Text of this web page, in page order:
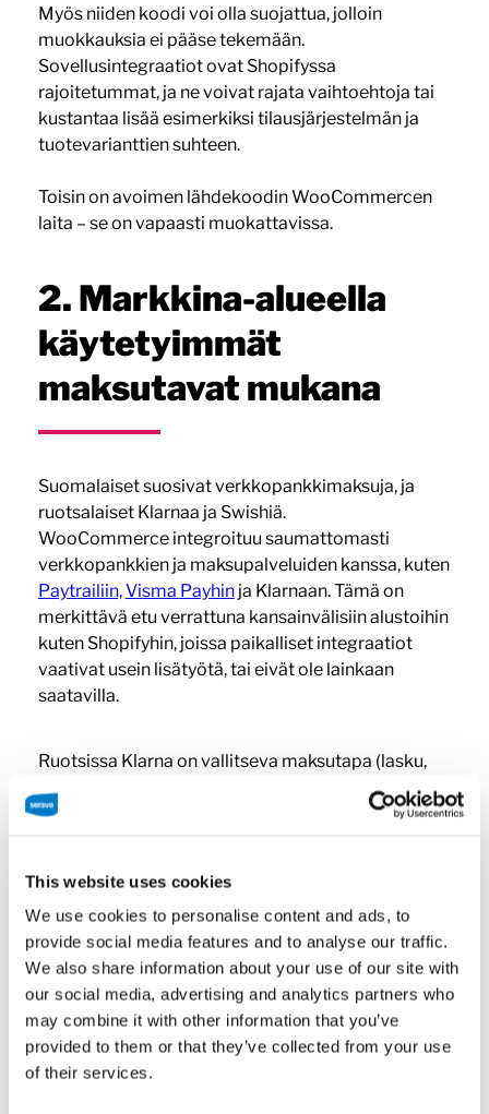
This website uses cookies
We use cookies to personalise content and ads, to
provide social media features and to analyse our traffic.
We also share information about your use of our site with
our social media, advertising and analytics partners who
may combine it with other information that you’ve
provided to them or that they’ve collected from your use
of their services.
Myös niiden koodi voi olla suojattua, jolloin
muokkauksia ei pääse tekemään.
Sovellusintegraatiot ovat Shopifyssa
rajoitetummat, ja ne voivat rajata vaihtoehtoja tai
kustantaa lisää esimerkiksi tilausjärjestelmän ja
tuotevarianttien suhteen.
Toisin on avoimen lähdekoodin WooCommercen
laita – se on vapaasti muokattavissa.
2. Markkina-alueella
käytetyimmät
maksutavat mukana
Suomalaiset suosivat verkkopankkimaksuja, ja
ruotsalaiset Klarnaa ja Swishiä.
WooCommerce integroituu saumattomasti
verkkopankkien ja maksupalveluiden kanssa, kuten
Paytrailiin,Visma Payhinja Klarnaan. Tämä on
merkittävä etu verrattuna kansainvälisiin alustoihin
kuten Shopifyhin, joissa paikalliset integraatiot
vaativat usein lisätyötä, tai eivät ole lainkaan
saatavilla.
Ruotsissa Klarna on vallitseva maksutapa (lasku,
osamaksu, suoramaksu). Shopifykin tukee Klarnaa,
mutta integraatiot voivat olla hitaita tai vaatia
Kanada, UK, Ruotsissa ja muutamassa muussa
maassa). Ruotsalaisiin pankkitileihin ja
puhelinnumeroihin integroituva Swish on Ruotsissa
suosittu mobiilimaksutapa. Sillä ei ole suoraa tukea
Shopifyn kautta, vaan se vaatii ulkopuolisen
palvelun, kuten Klarnan, Paytrailin tai Netsin,
lisämaksullisen ja rajoitetun integraation.